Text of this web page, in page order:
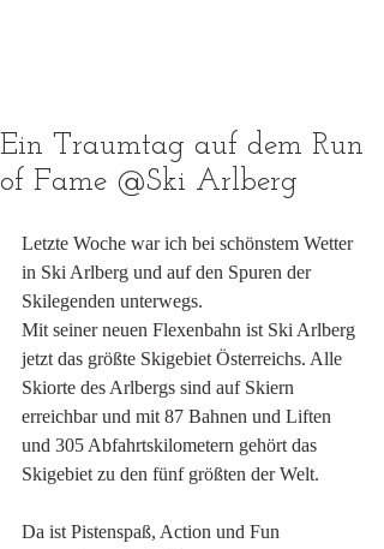
Ein Traumtag auf dem Run
of Fame @Ski Arlberg
Letzte Woche war ich bei schönstem Wetter
in Ski Arlberg und auf den Spuren der
Skilegenden unterwegs.
Mit seiner neuen Flexenbahn ist Ski Arlberg
jetzt das größte Skigebiet Österreichs. Alle
Skiorte des Arlbergs sind auf Skiern
erreichbar und mit 87 Bahnen und Liften
und 305 Abfahrtskilometern gehört das
Skigebiet zu den fünf größten der Welt.
Da ist Pistenspaß, Action und Fun